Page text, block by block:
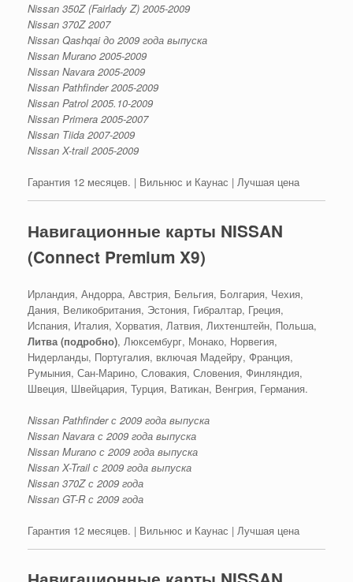
Nissan 350Z (Fairlady Z) 2005-2009
Nissan 370Z 2007
Nissan Qashqai до 2009 года выпуска
Nissan Murano 2005-2009
Nissan Navara 2005-2009
Nissan Pathfinder 2005-2009
Nissan Patrol 2005.10-2009
Nissan Primera 2005-2007
Nissan Tiida 2007-2009
Nissan X-trail 2005-2009
Гарантия 12 месяцев. | Вильнюс и Каунас | Лучшая цена
Навигационные карты NISSAN
(Connect Premium X9)
Ирландия, Андорра, Австрия, Бельгия, Болгария, Чехия,
Дания, Великобритания, Эстония, Гибралтар, Греция,
Испания, Италия, Хорватия, Латвия, Лихтенштейн, Польша,
Литва (подробно), Люксембург, Монако, Норвегия,
Нидерланды, Португалия, включая Мадейру, Франция,
Румыния, Сан-Марино, Словакия, Словения, Финляндия,
Швеция, Швейцария, Турция, Ватикан, Венгрия, Германия.
Nissan Pathfinder с 2009 года выпуска
Nissan Navara с 2009 года выпуска
Nissan Murano с 2009 года выпуска
Nissan X-Trail с 2009 года выпуска
Nissan 370Z с 2009 года
Nissan GT-R с 2009 года
Гарантия 12 месяцев. | Вильнюс и Каунас | Лучшая цена